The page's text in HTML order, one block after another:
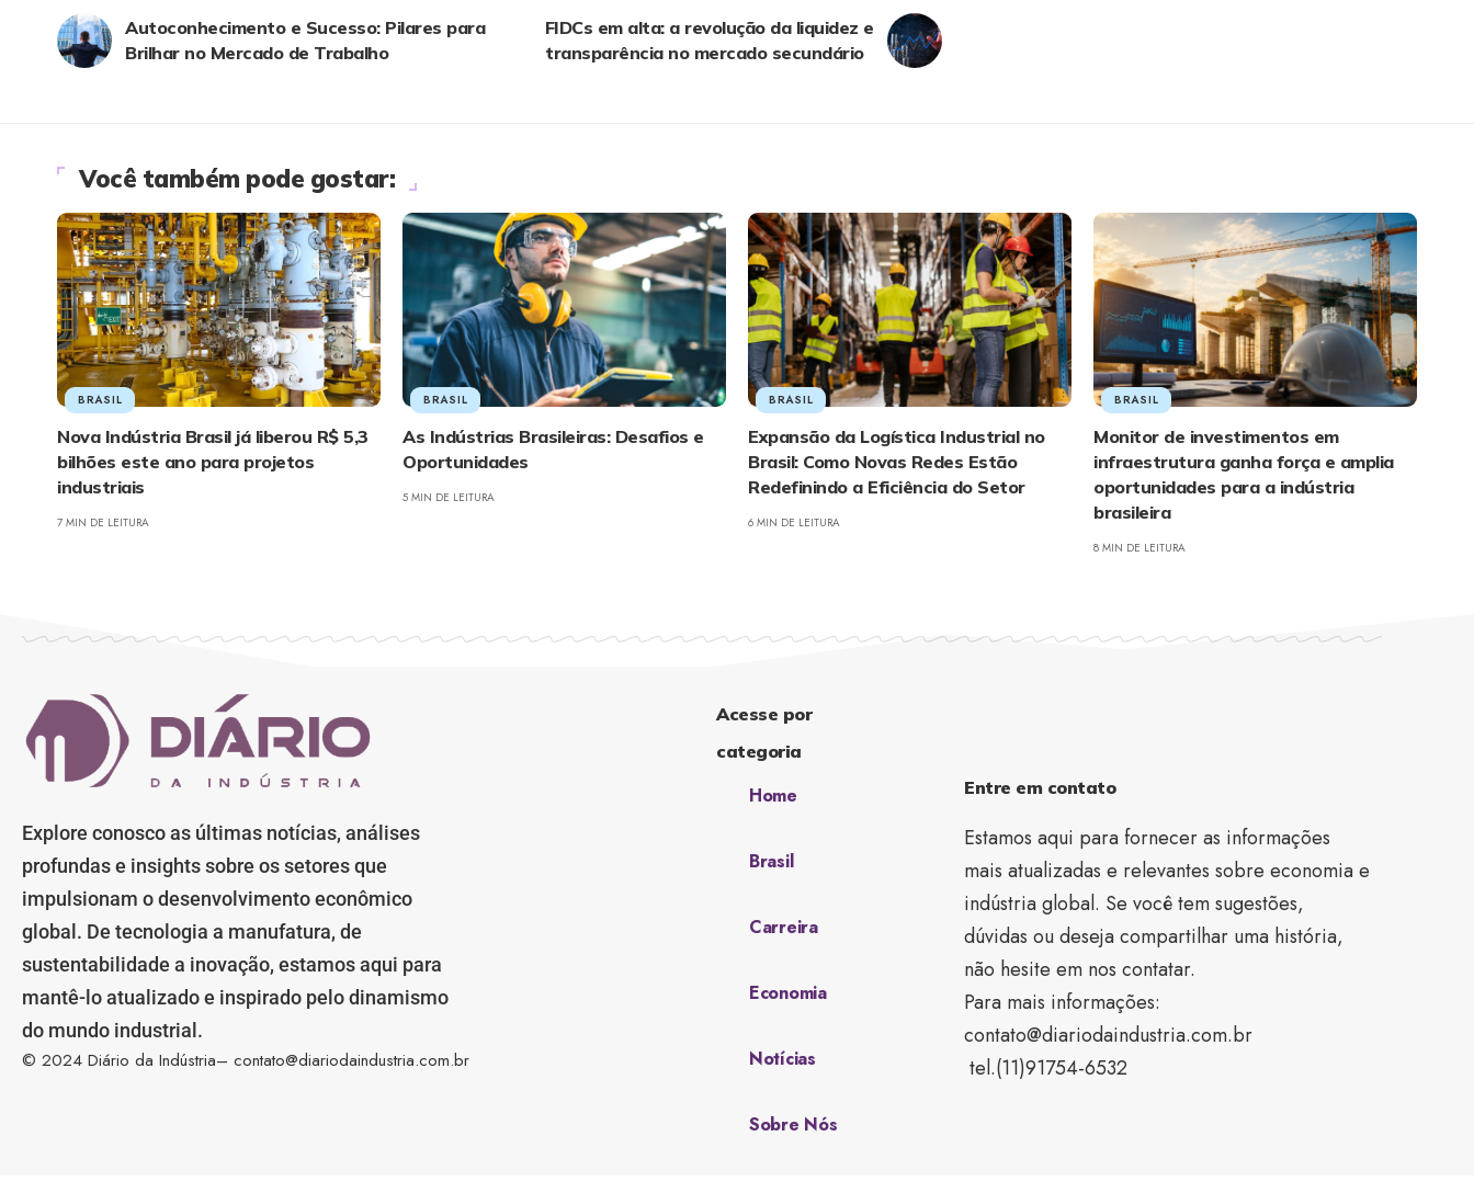
Autoconhecimento e Sucesso: Pilares para
Brilhar no Mercado de Trabalho
FIDCs em alta: a revolução da liquidez e
transparência no mercado secundário
Você também pode gostar:
BRASIL
Nova Indústria Brasil já liberou R$ 5,3
bilhões este ano para projetos
industriais
7 MIN DE LEITURA
BRASIL
As Indústrias Brasileiras: Desafios e
Oportunidades
5 MIN DE LEITURA
BRASIL
Expansão da Logística Industrial no
Brasil: Como Novas Redes Estão
Redefinindo a Eficiência do Setor
6 MIN DE LEITURA
BRASIL
Monitor de investimentos em
infraestrutura ganha força e amplia
oportunidades para a indústria
brasileira
8 MIN DE LEITURA
Explore conosco as últimas notícias, análises
profundas e insights sobre os setores que
impulsionam o desenvolvimento econômico
global. De tecnologia a manufatura, de
sustentabilidade a inovação, estamos aqui para
mantê-lo atualizado e inspirado pelo dinamismo
do mundo industrial.
© 2024 Diário da Indústria– contato@diariodaindustria.com.br
Acesse por
categoria
Home
Brasil
Carreira
Economia
Notícias
Sobre Nós
Entre em contato
Estamos aqui para fornecer as informações
mais atualizadas e relevantes sobre economia e
indústria global. Se você tem sugestões,
dúvidas ou deseja compartilhar uma história,
não hesite em nos contatar.
Para mais informações:
contato@diariodaindustria.com.br
tel.(11)91754-6532